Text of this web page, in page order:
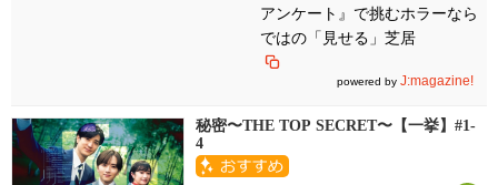
アンケート』で挑むホラーなら
ではの「見せる」芝居
powered by J:magazine!
秘密〜THE TOP SECRET〜【一挙】#1-
4